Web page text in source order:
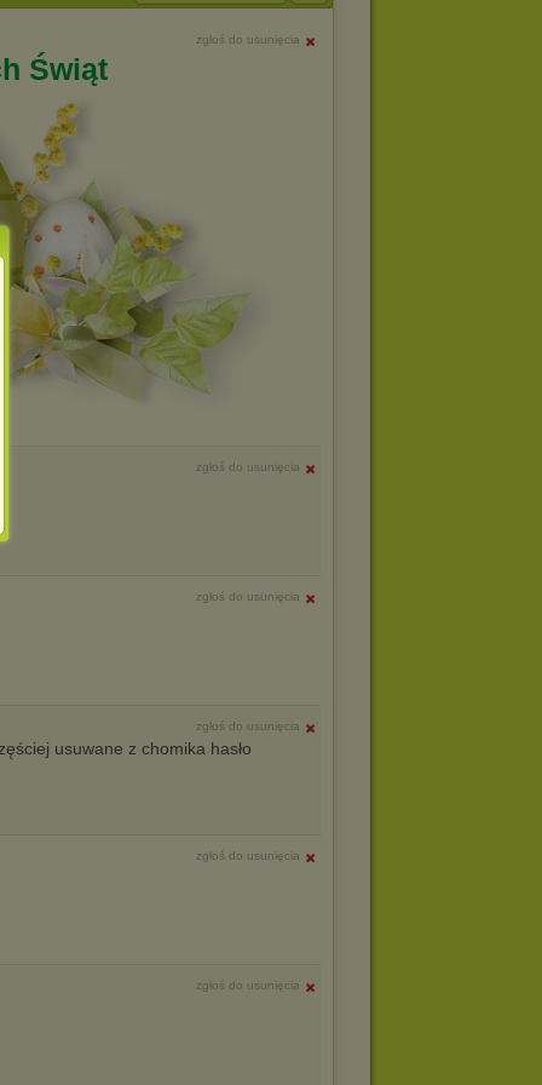
zgłoś do usunięcia
Świąt
zgłoś do usunięcia
zgłoś do usunięcia
zgłoś do usunięcia
usuwane z chomika hasło
zgłoś do usunięcia
zgłoś do usunięcia